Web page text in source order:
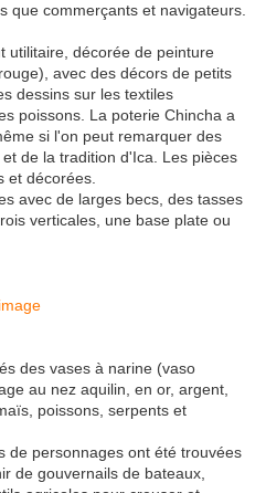
que commerçants et navigateurs.
utilitaire, décorée de peinture
avec des décors de petits
dessins sur les textiles
poissons. La poterie Chincha a
si l'on peut remarquer des
de la tradition d'Ica. Les pièces
et décorées.
avec de larges becs, des tasses
verticales, une base plate ou
image
des vases à narine (vaso
au nez aquilin, en or, argent,
poissons, serpents et
de personnages ont été trouvées
de gouvernails de bateaux,